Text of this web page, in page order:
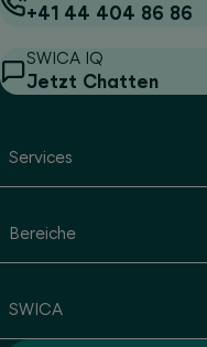
+41 44 404 86 86
SWICA IQ
Jetzt Chatten
Services
Bereiche
SWICA